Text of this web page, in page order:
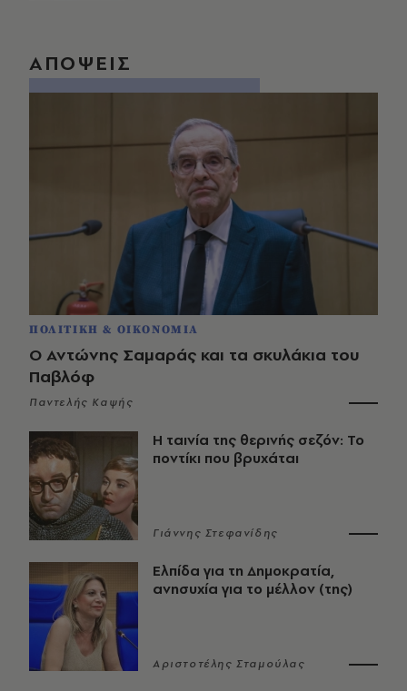
ΑΠΟΨΕΙΣ
ΠΟΛΙΤΙΚΗ & ΟΙΚΟΝΟΜΙΑ
Ο Αντώνης Σαμαράς και τα σκυλάκια του
Παβλόφ
Παντελής Καψής
Η ταινία της θερινής σεζόν: Το
ποντίκι που βρυχάται
Γιάννης Στεφανίδης
Ελπίδα για τη Δημοκρατία,
ανησυχία για το μέλλον (της)
Αριστοτέλης Σταμούλας